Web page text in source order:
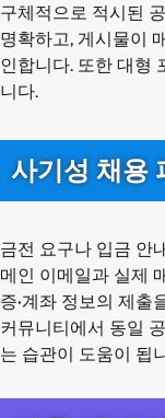
구체적으로 적시된
명확하고, 게시물이
인합니다. 또한 대형
니다.
사기성 채용
금전 요구나 입금 안
메인 이메일과 실제
증·계좌 정보의 제출
커뮤니티에서 동일
는 습관이 도움이 됩